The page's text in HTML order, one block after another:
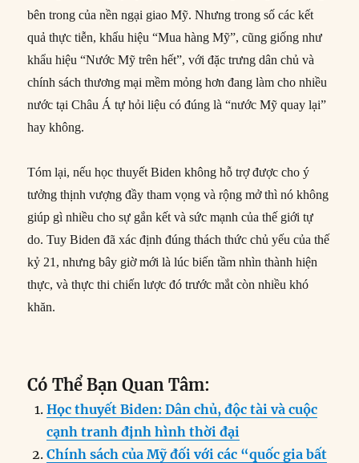
bên trong của nền ngại giao Mỹ. Nhưng trong số các kết
quả thực tiễn, khẩu hiệu “Mua hàng Mỹ”, cũng giống như
khẩu hiệu “Nước Mỹ trên hết”, với đặc trưng dân chủ và
chính sách thương mại mềm mỏng hơn đang làm cho nhiều
nước tại Châu Á tự hỏi liệu có đúng là “nước Mỹ quay lại”
hay không.
Tóm lại, nếu học thuyết Biden không hỗ trợ được cho ý
tưởng thịnh vượng đầy tham vọng và rộng mở thì nó không
giúp gì nhiều cho sự gắn kết và sức mạnh của thế giới tự
do. Tuy Biden đã xác định đúng thách thức chủ yếu của thế
kỷ 21, nhưng bây giờ mới là lúc biến tầm nhìn thành hiện
thực, và thực thi chiến lược đó trước mắt còn nhiều khó
khăn.
Có Thể Bạn Quan Tâm:
Học thuyết Biden: Dân chủ, độc tài và cuộc
cạnh tranh định hình thời đại
Chính sách của Mỹ đối với các “quốc gia bất